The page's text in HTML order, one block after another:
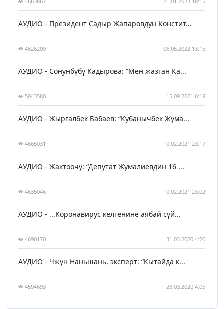
АУДИО - Президент Садыр Жапаровдун Констит...
4626209 06.05.2022 13:15
АУДИО - Сонунбүбү Кадырова: “Мен жазган Ка...
5043580 15.09.2021 6:18
АУДИО - Жыргалбек Бабаев: “Кубанычбек Жума...
4665031 10.02.2021 23:17
АУДИО - Жактоочу: “Депутат Жумалиевдин 16 ...
4635046 10.02.2021 23:02
АУДИО - ...Коронавирус келгенине аябай сүй...
4690170 31.03.2020 4:20
АУДИО - Чжун Наньшань, эксперт: “Кытайда к...
4594693 28.03.2020 4:05